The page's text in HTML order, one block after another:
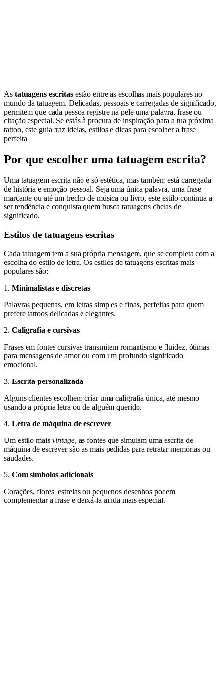
As tatuagens escritas estão entre as escolhas mais populares no
mundo da tatuagem. Delicadas, pessoais e carregadas de significado,
permitem que cada pessoa registre na pele uma palavra, frase ou
citação especial. Se estás à procura de inspiração para a tua próxima
tattoo, este guia traz ideias, estilos e dicas para escolher a frase
perfeita.
Por que escolher uma tatuagem escrita?
Uma tatuagem escrita não é só estética, mas também está carregada
de história e emoção pessoal. Seja uma única palavra, uma frase
marcante ou até um trecho de música ou livro, este estilo continua a
ser tendência e conquista quem busca tatuagens cheias de
significado.
Estilos de tatuagens escritas
Cada tatuagem tem a sua própria mensagem, que se completa com a
escolha do estilo de letra. Os estilos de tatuagens escritas mais
populares são:
1. Minimalistas e discretas
Palavras pequenas, em letras simples e finas, perfeitas para quem
prefere tattoos delicadas e elegantes.
2. Caligrafia e cursivas
Frases em fontes cursivas transmitem romantismo e fluidez, ótimas
para mensagens de amor ou com um profundo significado
emocional.
3. Escrita personalizada
Alguns clientes escolhem criar uma caligrafia única, até mesmo
usando a própria letra ou de alguém querido.
4. Letra de máquina de escrever
Um estilo mais vintage, as fontes que simulam uma escrita de
máquina de escrever são as mais pedidas para retratar memórias ou
saudades.
5. Com símbolos adicionais
Corações, flores, estrelas ou pequenos desenhos podem
complementar a frase e deixá-la ainda mais especial.